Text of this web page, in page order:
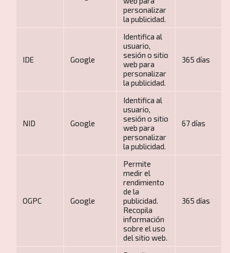
Viajes para mayores de 60 años
Ofertas de viaje de última hora
Circuitos por Europa
personalizar
la publicidad.
IDE Google
Identifica al
usuario,
sesión o sitio
web para
personalizar
la publicidad.
365 días
NID Google
Identifica al
usuario,
sesión o sitio
web para
personalizar
la publicidad.
67 días
OGPC Google
Permite
medir el
rendimiento
de la
publicidad.
Recopila
información
sobre el uso
del sitio web.
365 días